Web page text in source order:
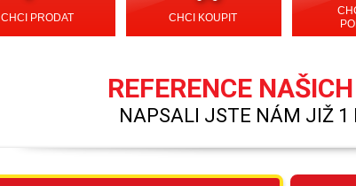
CHCI PRODAT CHCI KOUPIT
REFERENCE
NAPSALI JSTE NÁM JIŽ 1